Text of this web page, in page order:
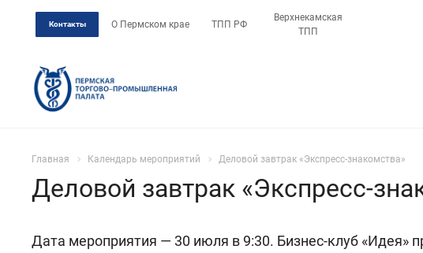
Контакты О Пермском крае ТПП РФ
Верхнекамская
ТПП
Главная Календарь мероприятий Деловой завтрак «Экспресс-знакомства»
Деловой завтрак «Экспресс-
Дата мероприятия — 30 июля в 9:30. Бизнес-клуб «Идея»